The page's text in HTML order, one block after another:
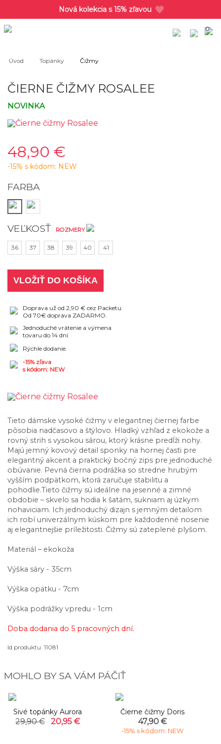
Nová kolekcia s 15% zľavou
0
Úvod Topánky Čižmy
ČIERNE ČIŽMY ROSALEE
NOVINKA
48,90 €
-15% s kódom: NEW
FARBA
VEĽKOSŤ ROZMERY
36 37 38 39 40 41
VLOŽIŤ DO KOŠÍKA
Doprava už od 2,90 € cez Packetu.
Od 70€ doprava ZADARMO.
Jednoduché vrátenie a výmena
tovaru do 14 dní.
Rýchle dodanie.
-15% zľava
s kódom: NEW
Tieto dámske vysoké čižmy v elegantnej čiernej farbe
pôsobia nadčasovo a štýlovo. Hladký vzhľad z ekokože a
rovný strih s vysokou sárou, ktorý krásne predĺži nohy.
Majú jemný kovový detail sponky na hornej časti pre
elegantný akcent a praktický bočný zips pre jednoduché
obúvanie. Pevná čierna podrážka so stredne hrubým
vyšším podpätkom, ktorá zaručuje stabilitu a
pohodlie.Tieto čižmy sú ideálne na jesenné a zimné
obdobie – skvelo sa hodia k šatám, sukniam aj úzkym
nohaviciam. Ich jednoduchý dizajn s jemným detailom
ich robí univerzálnym kúskom pre každodenné nosenie
aj elegantnejšie príležitosti. Čižmy sú zateplené plyšom.
Materiál – ekokoža
Výška sáry - 35cm
Výška opätku - 7cm
Výška podrážky vpredu - 1cm
Doba dodania do 5 pracovných dní.
Id produktu: 11081
MOHLO BY SA VÁM PÁČIŤ
Sivé topánky Aurora
29,90 € 20,95 €
Čierne čižmy Doris
47,90 €
-15% s kódom: NEW